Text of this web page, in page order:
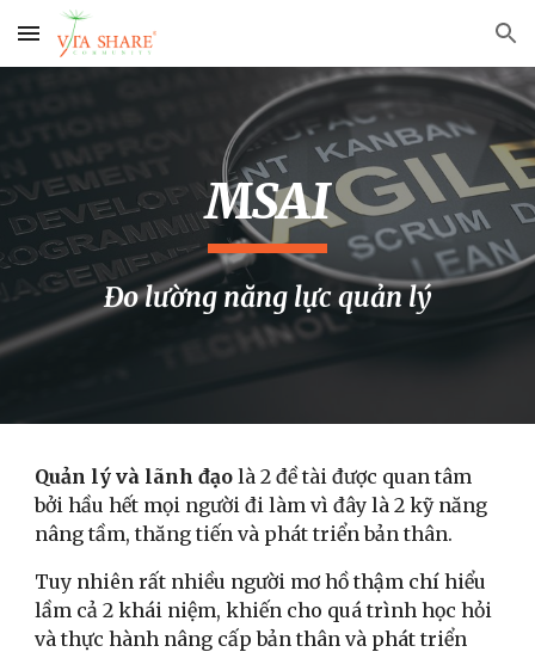
Skip to main content Skip to navigation
MSAI
Đo lường năng lực quản lý
Quản lý và lãnh đạo là 2 đề tài được quan tâm
bởi hầu hết mọi người đi làm vì đây là 2 kỹ năng
nâng tầm, thăng tiến và phát triển bản thân.
Tuy nhiên rất nhiều người mơ hồ thậm chí hiểu
lầm cả 2 khái niệm, khiến cho quá trình học hỏi
và thực hành nâng cấp bản thân và phát triển